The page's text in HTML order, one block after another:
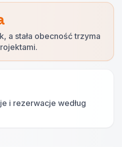
a stała obecność trzyma
i rezerwacje według